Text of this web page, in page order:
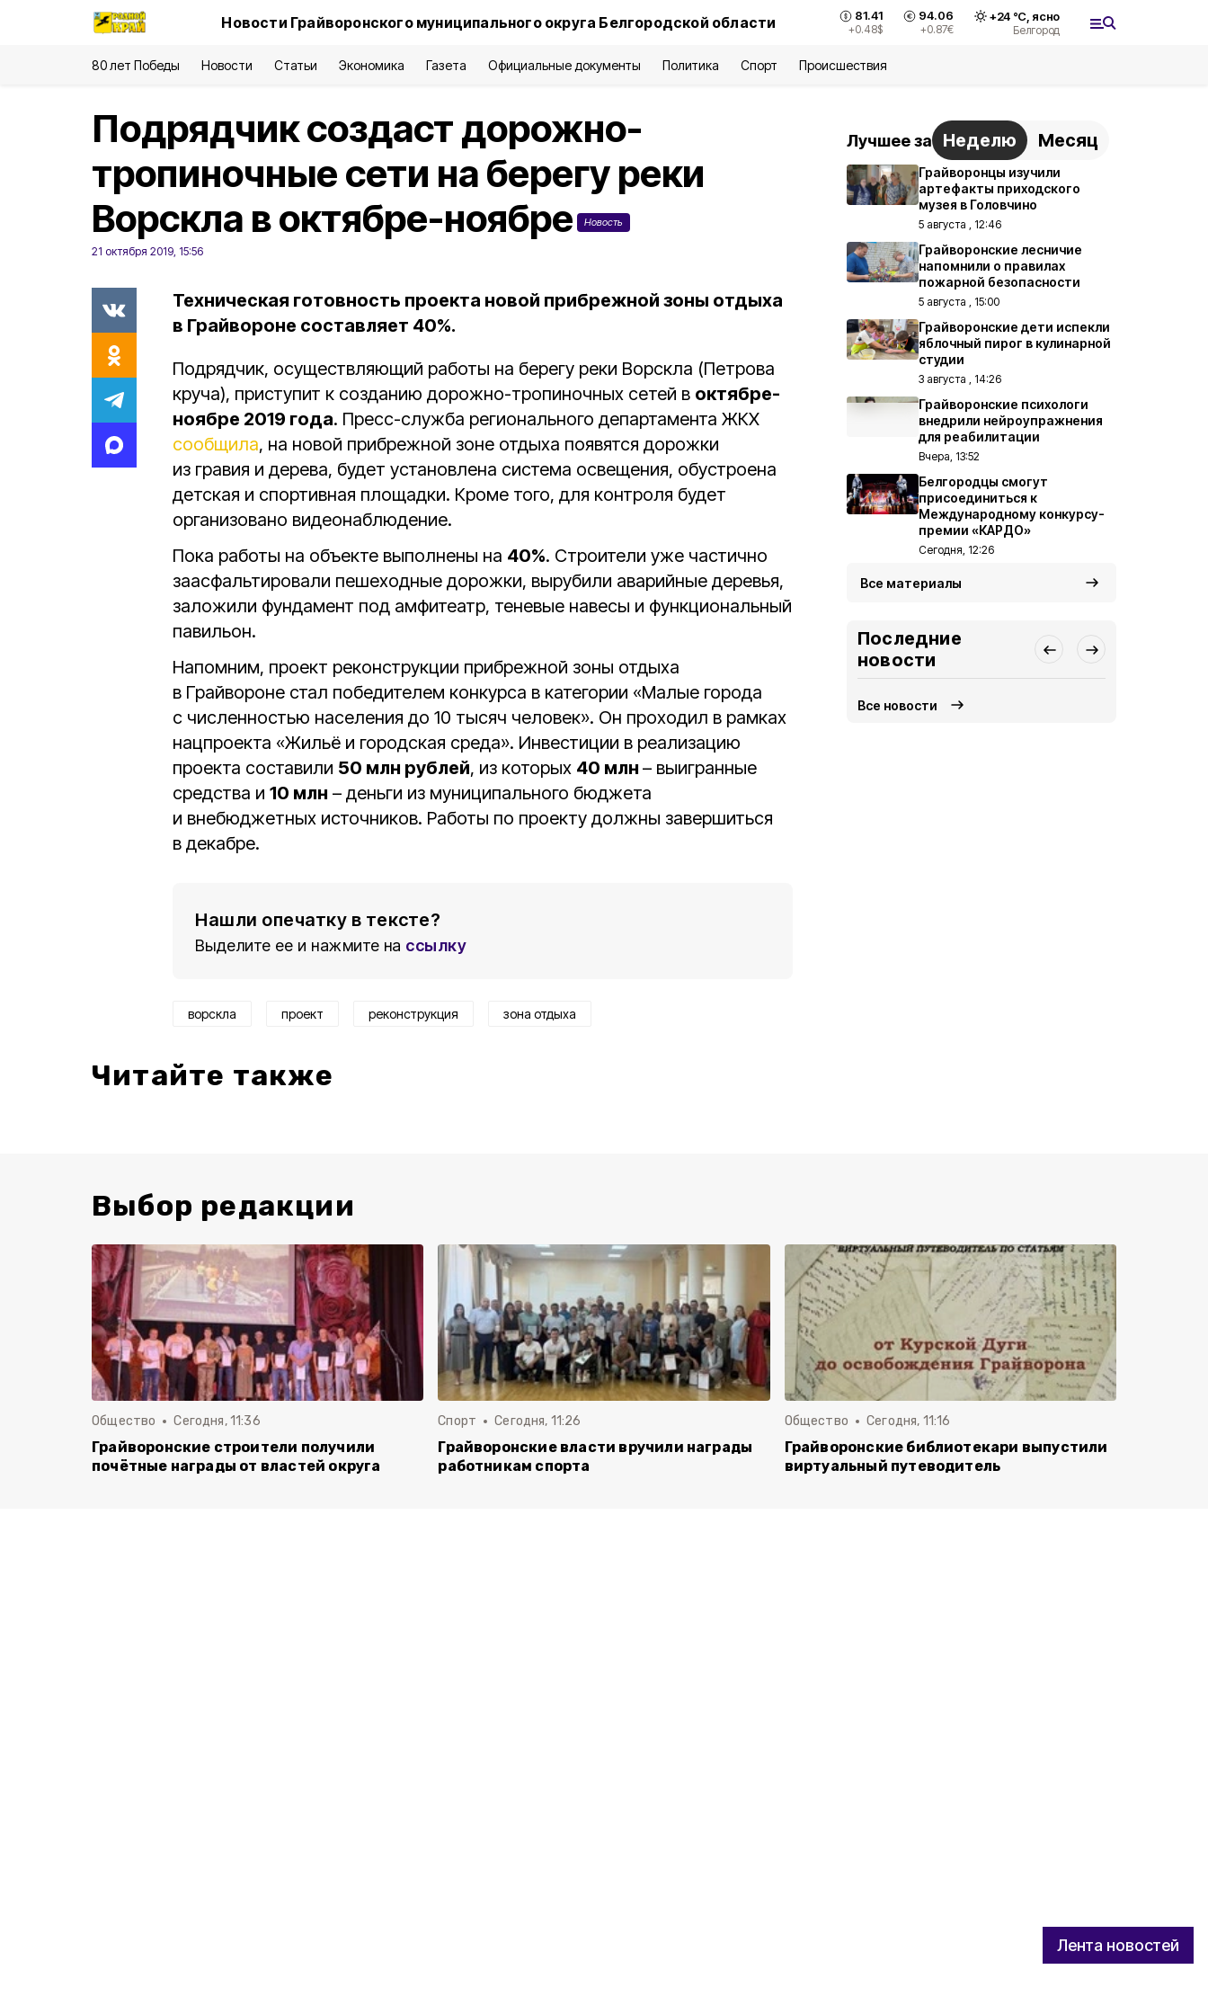
Новости Грайворонского муниципального округа Белгородской области 81.41
+0.48$
94.06
+0.87€
+24°С, ясно
Белгород
80 лет Победы Новости Статьи Экономика Газета Официальные документы Политика Спорт Происшествия
Лента новостей
Подрядчик создаст дорожно-
тропиночные сети на берегу реки
Ворскла в октябре-ноябре
Новость
21 октября 2019, 15:56
Техническая готовность проекта новой прибрежной зоны отдыха
в Грайвороне составляет 40%.
Подрядчик, осуществляющий работы на берегу реки Ворскла (Петрова
круча), приступит к созданию дорожно-тропиночных сетей в октябре-
ноябре 2019 года. Пресс-служба регионального департамента ЖКХ
сообщила, на новой прибрежной зоне отдыха появятся дорожки
из гравия и дерева, будет установлена система освещения, обустроена
детская и спортивная площадки. Кроме того, для контроля будет
организовано видеонаблюдение.
Пока работы на объекте выполнены на 40%. Строители уже частично
заасфальтировали пешеходные дорожки, вырубили аварийные деревья,
заложили фундамент под амфитеатр, теневые навесы и функциональный
павильон.
Напомним, проект реконструкции прибрежной зоны отдыха
в Грайвороне стал победителем конкурса в категории «Малые города
с численностью населения до 10 тысяч человек». Он проходил в рамках
нацпроекта «Жильё и городская среда». Инвестиции в реализацию
проекта составили 50 млн рублей, из которых 40 млн – выигранные
средства и 10 млн – деньги из муниципального бюджета
и внебюджетных источников. Работы по проекту должны завершиться
в декабре.
Нашли опечатку в тексте?
Выделите ее и нажмите на ссылку
ворскла проект реконструкция зона отдыха
Читайте также
Лучшее за Неделю Месяц
Грайворонцы изучили
артефакты приходского
музея в Головчино
5 августа , 12:46
Грайворонские лесничие
напомнили о правилах
пожарной безопасности
5 августа , 15:00
Грайворонские дети испекли
яблочный пирог в кулинарной
студии
3 августа , 14:26
Грайворонские психологи
внедрили нейроупражнения
для реабилитации
Вчера, 13:52
Белгородцы смогут
присоединиться к
Международному конкурсу-
премии «КАРДО»
Сегодня, 12:26
Все материалы
Последние
новости
Все новости
Выбор редакции
Общество Сегодня, 11:36
Грайворонские строители получили
почётные награды от властей округа
Спорт Сегодня, 11:26
Грайворонские власти вручили награды
работникам спорта
Общество Сегодня, 11:16
Грайворонские библиотекари выпустили
виртуальный путеводитель